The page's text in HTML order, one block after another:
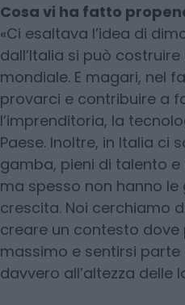
Cosa vi ha fatto
«Ci esaltava l’idea di
dall’Italia si può costruire
mondiale. E magari, nel
provarci e contribuire a
l’imprenditoria, la
Paese. Inoltre, in Italia ci
gamba, pieni di talento
ma spesso non hanno
crescita. Noi cerchiamo
creare un contesto dove
massimo e sentirsi
davvero all’altezza delle